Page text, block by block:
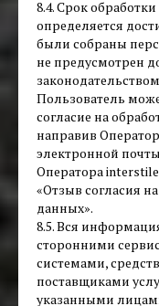
8.4. Срок
определяется
были собраны
не предусмотрен
Пользователь
согласие на
направив
электронной
Оператора
«Отзыв согласия
данных».
8.5. Вся
сторонними
системами,
поставщиками
указанными